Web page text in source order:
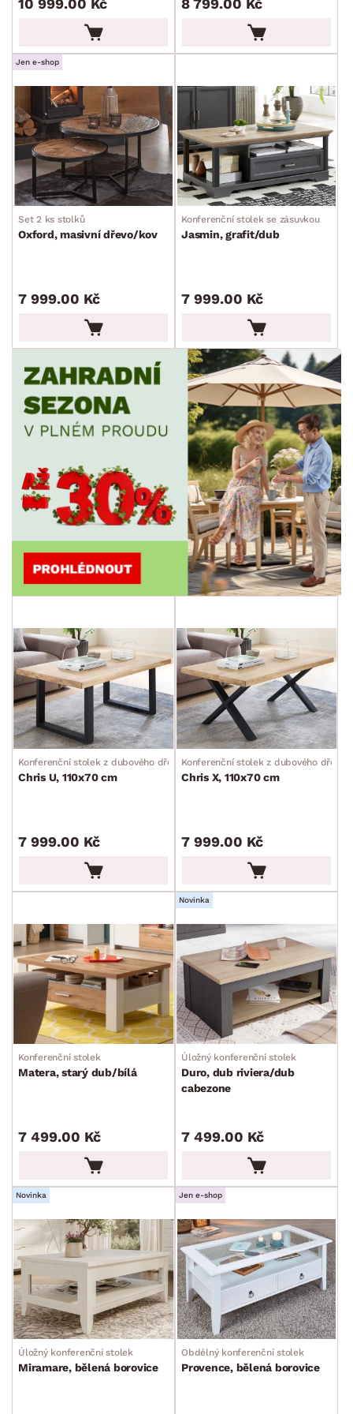
Dětské stolky
Křesla a sezení
Židle a lavice
Komody, skříňky a vitríny
Bytové doplňky
Sedací soupravy a pohovky
Sestavy a stěny
Drobný nábytek
BARVA
DEKOR
ROZMĚRY
max.
min. cm max. cm
TVAR
MÍSTNOST
SKLADOVOST
Jen e-shop
Set 2 ks stolků
Oxford, masivní dřevo/kov
7 999.00 Kč
Konferenční stolek se zásuvkou
Jasmin, grafit/dub
7 999.00 Kč
Konferenční stolek z dubového dřeva
Chris U, 110x70 cm
7 999.00 Kč
Konferenční stolek z dubového dřeva
Chris X, 110x70 cm
7 999.00 Kč
Konferenční stolek
Matera, starý dub/bílá
7 499.00 Kč
Novinka
Úložný konferenční stolek
Duro, dub riviera/dub
cabezone
7 499.00 Kč
Novinka
Úložný konferenční stolek
Miramare, bělená borovice
Jen e-shop
Obdélný konferenční stolek
Provence, bělená borovice